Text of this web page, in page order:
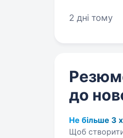
2 дні тому
до
Не більше 3
Щоб